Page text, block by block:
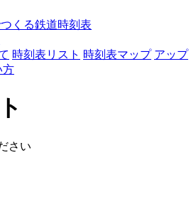
くる鉄道時刻表
時刻表リスト 時刻表マップ アップ
方
さい